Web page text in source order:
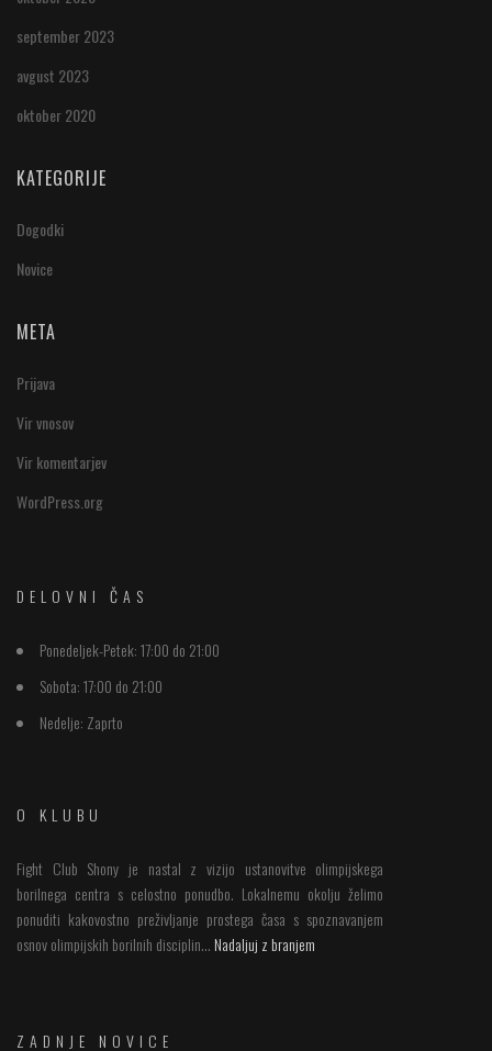
september 2023
avgust 2023
oktober 2020
KATEGORIJE
Dogodki
Novice
META
Prijava
Vir vnosov
Vir komentarjev
WordPress.org
DELOVNI ČAS
Ponedeljek-Petek:17:00 do 21:00
Sobota:17:00 do 21:00
Nedelje: Zaprto
O KLUBU
Fight Club Shony je nastal z vizijo ustanovitve olimpijskega
borilnega centra s celostno ponudbo. Lokalnemu okolju želimo
ponuditi kakovostno preživljanje prostega časa s spoznavanjem
osnov olimpijskih borilnih disciplin... Nadaljuj z branjem
ZADNJE NOVICE